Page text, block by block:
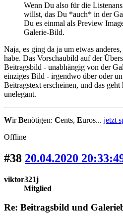
Wenn Du also für die
willst, das Du *auch* in der
Du es einmal als Preview
Galerie-Bild.
Naja, es ging da ja um etwas
habe. Das Vorschaubild auf der
Beitragsbild - unabhängig von der
einziges Bild - irgendwo über oder
Beitragstext erscheinen, und das
unelegant.
WirBenötigen: Cents, Euros... jetzt
Offline
#38 20.04.2020
viktor321j
Mitglied
Re: Beitragsbild und